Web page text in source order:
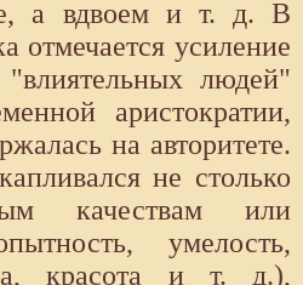
а вдвоем и т. д. В
отмечается усиление
людей"
аристократии,
на авторитете.
не столько
качествам или
умелость,
красота и т. д.),